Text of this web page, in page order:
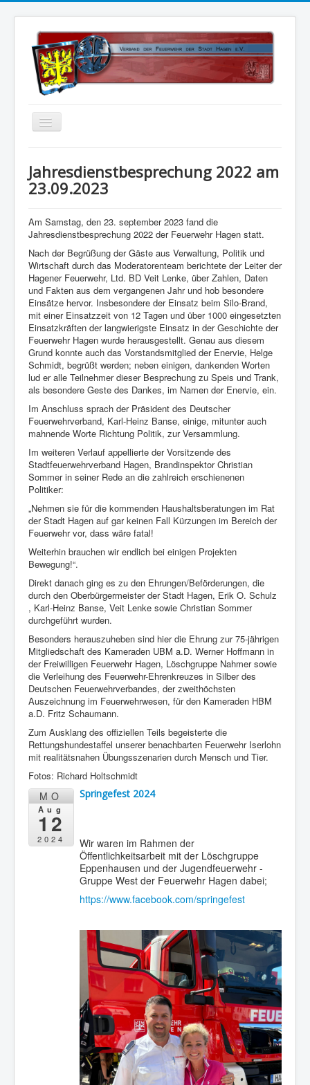
Über uns
Kontakt
Satzung
Kalender
Status 5
Berichte
Impressum
Datenschutz
Jahresdienstbesprechung 2022 am
23.09.2023
Am Samstag, den 23. september 2023 fand die
Jahresdienstbesprechung 2022 der Feuerwehr Hagen statt.
Nach der Begrüßung der Gäste aus Verwaltung, Politik und
Wirtschaft durch das Moderatorenteam berichtete der Leiter der
Hagener Feuerwehr, Ltd. BD Veit Lenke, über Zahlen, Daten
und Fakten aus dem vergangenen Jahr und hob besondere
Einsätze hervor. Insbesondere der Einsatz beim Silo-Brand,
mit einer Einsatzzeit von 12 Tagen und über 1000 eingesetzten
Einsatzkräften der langwierigste Einsatz in der Geschichte der
Feuerwehr Hagen wurde herausgestellt. Genau aus diesem
Grund konnte auch das Vorstandsmitglied der Enervie, Helge
Schmidt, begrüßt werden; neben einigen, dankenden Worten
lud er alle Teilnehmer dieser Besprechung zu Speis und Trank,
als besondere Geste des Dankes, im Namen der Enervie, ein.
Im Anschluss sprach der Präsident des Deutscher
Feuerwehrverband, Karl-Heinz Banse, einige, mitunter auch
mahnende Worte Richtung Politik, zur Versammlung.
Im weiteren Verlauf appellierte der Vorsitzende des
Stadtfeuerwehrverband Hagen, Brandinspektor Christian
Sommer in seiner Rede an die zahlreich erschienenen
Politiker:
„Nehmen sie für die kommenden Haushaltsberatungen im Rat
der Stadt Hagen auf gar keinen Fall Kürzungen im Bereich der
Feuerwehr vor, dass wäre fatal!
Weiterhin brauchen wir endlich bei einigen Projekten
Bewegung!“.
Direkt danach ging es zu den Ehrungen/Beförderungen, die
durch den Oberbürgermeister der Stadt Hagen, Erik O. Schulz
, Karl-Heinz Banse, Veit Lenke sowie Christian Sommer
durchgeführt wurden.
Besonders herauszuheben sind hier die Ehrung zur 75-jährigen
Mitgliedschaft des Kameraden UBM a.D. Werner Hoffmann in
der Freiwilligen Feuerwehr Hagen, Löschgruppe Nahmer sowie
die Verleihung des Feuerwehr-Ehrenkreuzes in Silber des
Deutschen Feuerwehrverbandes, der zweithöchsten
Auszeichnung im Feuerwehrwesen, für den Kameraden HBM
a.D. Fritz Schaumann.
Zum Ausklang des offiziellen Teils begeisterte die
Rettungshundestaffel unserer benachbarten Feuerwehr Iserlohn
mit realitätsnahen Übungsszenarien durch Mensch und Tier.
Fotos: Richard Holtschmidt
MO
Aug
12
2024
Springefest 2024
Wir waren im Rahmen der
Öffentlichkeitsarbeit mit der Löschgruppe
Eppenhausen und der Jugendfeuerwehr -
Gruppe West der Feuerwehr Hagen dabei;
https://www.facebook.com/springefest